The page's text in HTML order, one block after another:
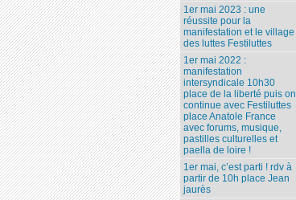
1er mai 2023 : une
réussite pour la
manifestation et le village
des luttes Festiluttes
1er mai 2022 :
manifestation
intersyndicale 10h30
place de la liberté puis on
continue avec Festiluttes
place Anatole France
avec forums, musique,
pastilles culturelles et
paella de loire !
1er mai, c’est parti ! rdv à
partir de 10h place Jean
jaurès